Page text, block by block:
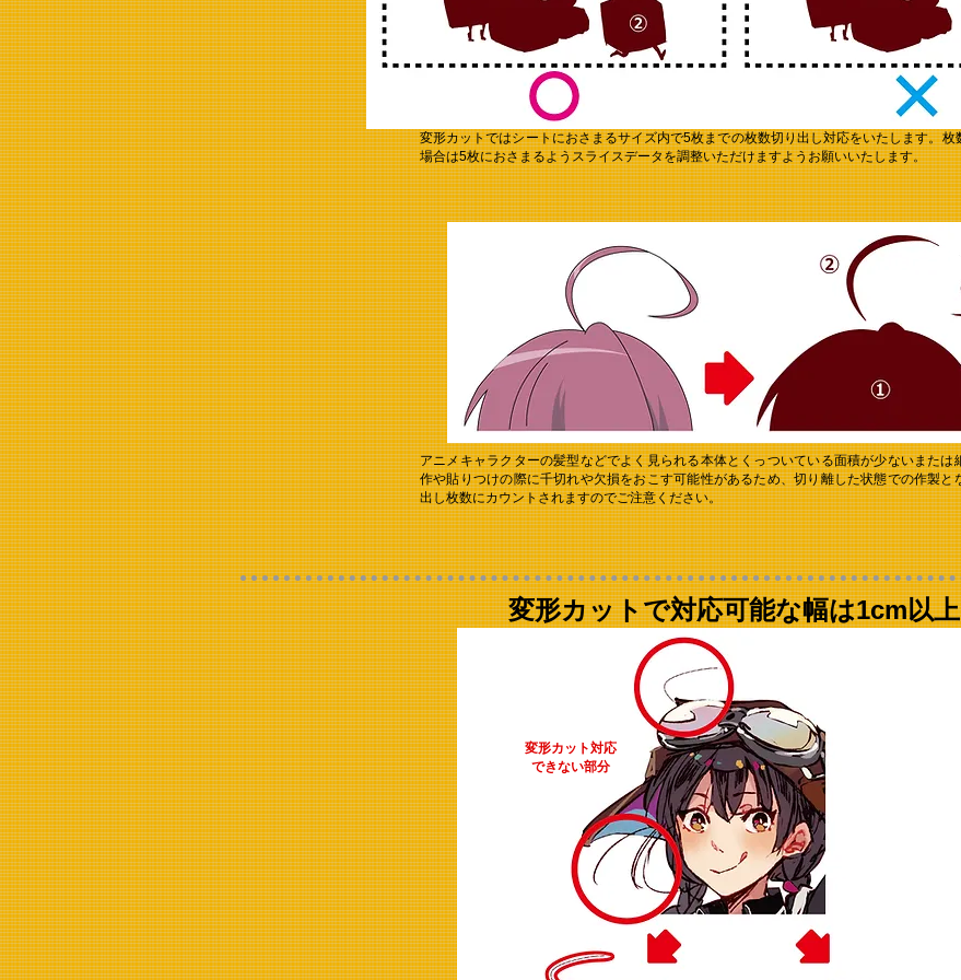
変形カットではシートにおさまるサイズ内で5枚までの枚数切り出し対応をいたします。枚
場合は5枚におさまるようスライスデータを調整いただけますようお願いいたします。
アニメキャラクターの髪型などでよく見られる本体とくっついている面積が少ないまたは
作や貼りつけの際に千切れや欠損をおこす可能性があるため、切り離した状態での作製と
出し枚数にカウントされますのでご注意ください。
変形カットで対応可能な幅は1cm以上
変形カット対応
できない部分